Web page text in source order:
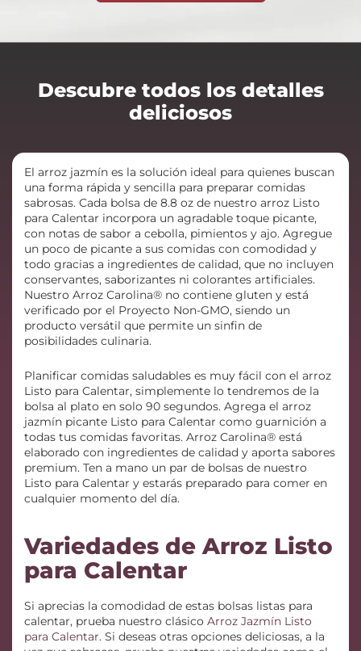
Descubre todos los detalles
deliciosos
El arroz jazmín es la solución ideal para quienes buscan
una forma rápida y sencilla para preparar comidas
sabrosas. Cada bolsa de 8.8 oz de nuestro arroz Listo
para Calentar incorpora un agradable toque picante,
con notas de sabor a cebolla, pimientos y ajo. Agregue
un poco de picante a sus comidas con comodidad y
todo gracias a ingredientes de calidad, que no incluyen
conservantes, saborizantes ni colorantes artificiales.
Nuestro Arroz Carolina® no contiene gluten y está
verificado por el Proyecto Non-GMO, siendo un
producto versátil que permite un sinfin de
posibilidades culinaria.
Planificar comidas saludables es muy fácil con el arroz
Listo para Calentar, simplemente lo tendremos de la
bolsa al plato en solo 90 segundos. Agrega el arroz
jazmín picante Listo para Calentar como guarnición a
todas tus comidas favoritas. Arroz Carolina® está
elaborado con ingredientes de calidad y aporta sabores
premium. Ten a mano un par de bolsas de nuestro
Listo para Calentar y estarás preparado para comer en
cualquier momento del día.
Variedades de Arroz Listo
para Calentar
Si aprecias la comodidad de estas bolsas listas para
calentar, prueba nuestro clásico Arroz Jazmín Listo
para Calentar. Si deseas otras opciones deliciosas, a la